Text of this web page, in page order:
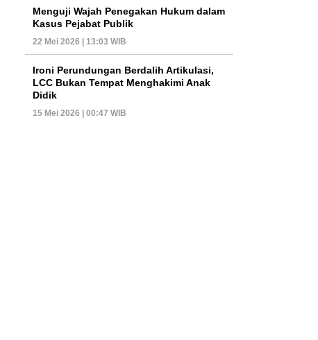
Menguji Wajah Penegakan Hukum dalam
Kasus Pejabat Publik
22 Mei 2026 | 13:03 WIB
Ironi Perundungan Berdalih Artikulasi,
LCC Bukan Tempat Menghakimi Anak
Didik
15 Mei 2026 | 00:47 WIB